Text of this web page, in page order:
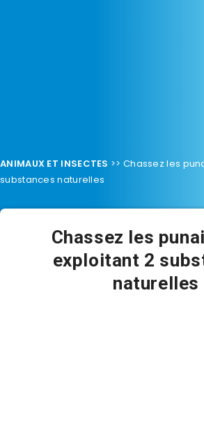
ANIMAUX ET INSECTES >> Chassez les
substances naturelles
Chassez les
exploitant 2
naturelles